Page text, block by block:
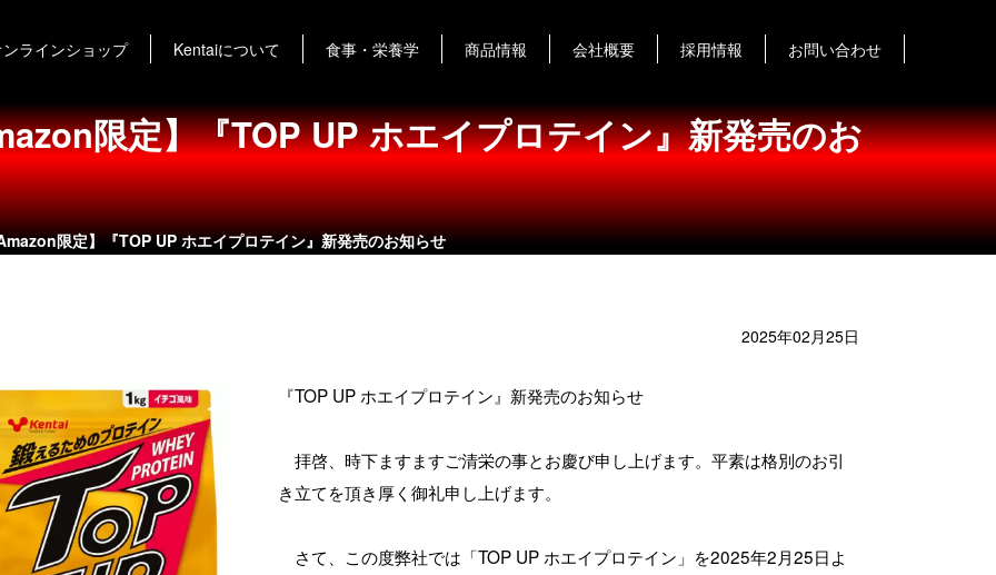
ラインショップ Kentaiについて 食事・栄養学 商品情報 会社概要 採用情報 お問い合わせ
限定】『TOP UP ホエイプロテイン』新発売のお
限定】『TOP UP ホエイプロテイン』新発売のお知らせ
2025年02月25日
『TOP UP ホエイプロテイン』新発売のお知らせ
拝啓、時下ますますご清栄の事とお慶び申し上げます。平素は格別のお引
き立てを頂き厚く御礼申し上げます。
さて、この度弊社では「TOP UP ホエイプロテイン」を2025年2月25日よ